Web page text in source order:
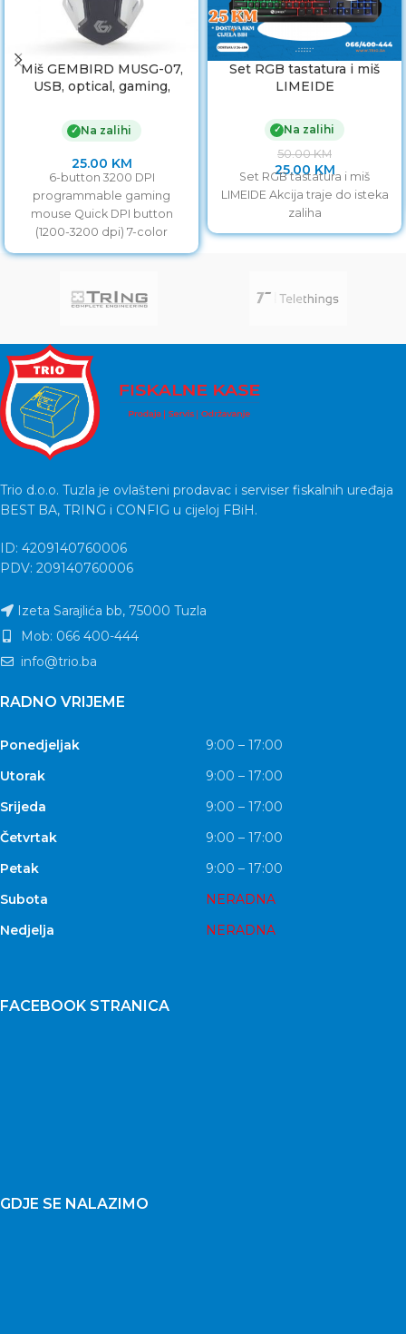
Miš GEMBIRD MUSG-07,
USB, optical, gaming,
full ergonomic, RGB, 3200
✓ Na zalihi
25.00 KM
6-button 3200 DPI
programmable gaming
mouse Quick DPI button
(1200-3200 dpi) 7-color
breathing RGB light effect
Set RGB tastatura i miš
LIMEIDE
✓ Na zalihi
50.00KM
25.00 KM
Set RGB tastatura i miš
LIMEIDE Akcija traje do isteka
zaliha
Trio d.o.o. Tuzla je ovlašteni prodavac i serviser fiskalnih uređaja
BEST BA, TRING i CONFIG u cijeloj FBiH.
ID: 4209140760006
PDV: 209140760006
Izeta Sarajlića bb, 75000 Tuzla
Mob: 066 400-444
info@trio.ba
RADNO VRIJEME
Ponedjeljak
9:00 – 17:00
Utorak
9:00 – 17:00
Srijeda
9:00 – 17:00
Četvrtak
9:00 – 17:00
Petak
9:00 – 17:00
Subota
NERADNA
Nedjelja
NERADNA
FACEBOOK STRANICA
GDJE SE NALAZIMO